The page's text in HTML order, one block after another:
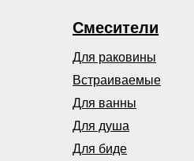
Смесители
Встраиваемые
Для биде
Для ванны
Для душа
Для раковины